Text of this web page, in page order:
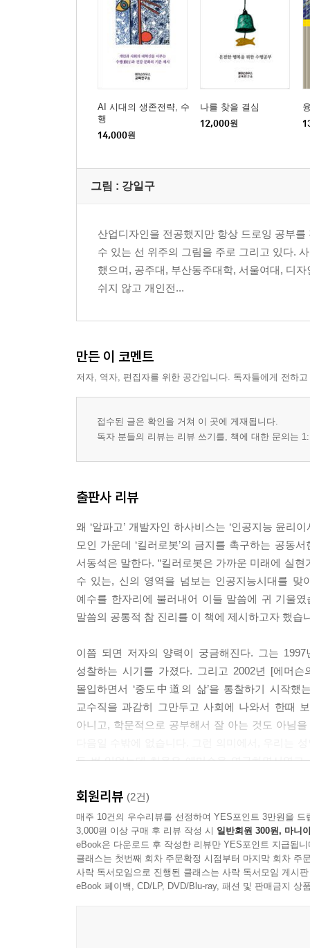
만물의 본체인 ‘도道’와 그 작용인 ‘덕德’
노자의 ‘무위’는 석가의 ‘일체법무아’와 상통
치우침 없는 ‘천지불인天地不仁’
수행자는 육체의 편안함을 추구하지 않는다
우리가 해야 할 것은 ‘수도修道’가 아닌 ‘수행修行’
만족함을 아는 것
겸양지덕, 부드러운 것이 이긴다
노자의 본심회복 다지기
내가 나를 생각지 않는다, 무위법
모습이나 음성으로 구한다면 진리를 볼 수 없다
‘나’라는 관념을 버리면 ‘진아眞我’를 볼 수 있다
‘망상’의 실체를 밝히는 ‘깨끗한 믿음’
깨달음이 구원이다
대지혜大智慧, 반야般若
수행에도 도리가 있다
‘무명’에서 시작하는 ‘십이인연十二因緣’
위없는 바르고 평등한 깨달음, 무상정등정각
제5장: 예수의 본심本心, 지상천국 실현
믿음, 하늘의 뜻대로 바르게 알고 구하는 것
그리스도인의 바른 척도, 진실한 삶
‘영성’을 깨달은 사람은 붓다, 부처라 이를 수 있다
하느님 나라는 바로 너희 가운데 있다
우주의 법칙, 황금률
‘용서’와 ‘사랑’으로 천국에 이르는 길
기도, ‘인과법’에 맞게 바르게 살고 있는가 반성
너희가 생각을 바꾸어 어린 아이와 같이 되어라
낮은 데로 임하라
예수의 본심회복 다지기
제6장: 인류사회에 드리는 제안
종교와 과학의 통섭, 중도中道 의식혁명
새로운 종種의 탄생, 인공지능의 윤리의식
인류공영의 해법, 정신과 물질의 융합시대
의식혁명의 첫 단추, 인간교육
종교의 통섭, 중도中道
AI 시대의 생존전략, 수
행
14,000원
나를 찾을 결심
12,000원
그림 : 강일구
산업디자인을 전공했지만 항상 드로잉 공부
수 있는 선 위주의 그림을 주로 그리고 있다.
했으며, 공주대, 부산동주대학, 서울여대, 디
쉬지 않고 개인전...
만든 이 코멘트
저자, 역자, 편집자를 위한 공간입니다. 독자들에게 전하
접수된 글은 확인을 거쳐 이 곳에 게재됩니다.
독자 분들의 리뷰는 리뷰 쓰기를, 책에 대한 문의는
출판사 리뷰
왜 ‘알파고’ 개발자인 하사비스는 ‘인공지능 윤리
모인 가운데 ‘킬러로봇’의 금지를 촉구하는 공동
서동석은 말한다. “킬러로봇은 가까운 미래에 실
수 있는, 신의 영역을 넘보는 인공지능시대를
예수를 한자리에 불러내어 이들 말씀에 귀 기울
말씀의 공통적 참 진리를 이 책에 제시하고자 했습
이쯤 되면 저자의 양력이 궁금해진다. 그는
성찰하는 시기를 가졌다. 그리고 2002년 [에머슨
몰입하면서 ‘중도中道의 삶’을 통찰하기 시작했
교수직을 과감히 그만두고 사회에 나와서 한때
아니고, 학문적으로 공부해서 잘 아는 것도 아님
두 번 있었는데 처음은 에머슨을 연구하면서였고
이후 인생의 참 원리이자 수행의 핵심원리인 중
균형의 삶》 《삶의 만족은 어디에서 오는가》 《
이러한 ‘깨달음의 지혜가 모든 종교에 공통적으로
《공자·노자·석가·예수를 관통하는 진리》에서
물론이고 우리의 전통사상인 홍익사상 그리고
회원리뷰 (2건)
매주 10건의 우수리뷰를 선정하여 YES포인트 3만원을 드
3,000원 이상 구매 후 리뷰 작성 시 일반회원 300원, 마니
eBook은 다운로드 후 작성한 리뷰만 YES포인트 지급됩니
클래스는 첫번째 회차 주문확정 시점부터 마지막 회차 주
사락 독서모임으로 진행된 클래스는 사락 독서모임 게시
eBook 페이백, CD/LP, DVD/Blu-ray, 패션 및 판매금지 상